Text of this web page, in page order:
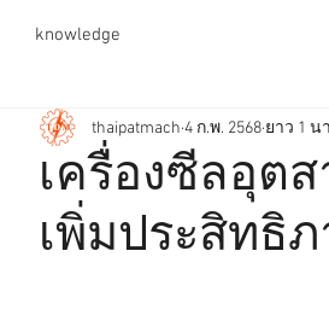
knowledge
เครื่องซีลอุต
เพิ่มประสิทธิ
thaipatmach 4 ก.พ. 2568 ยาว 1 น